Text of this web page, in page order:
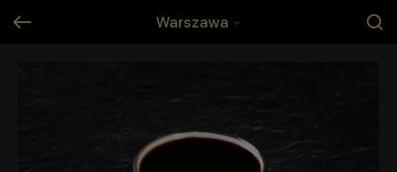
Warszawa